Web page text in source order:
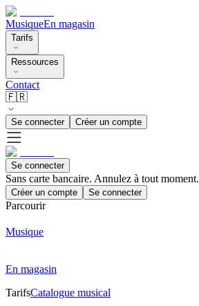
MusiqueEn magasin
Tarifs
Ressources
Contact
🇫🇷
Se connecter Créer un compte
Se connecter
Sans carte bancaire. Annulez à tout moment.
Créer un compte Se connecter
Parcourir
Musique
En magasin
TarifsCatalogue musical